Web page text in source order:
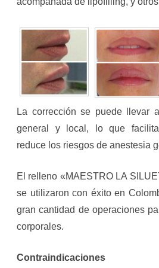
La corrección se puede llevar
general y local, lo que
reduce los riesgos de anestesia
El relleno «MAESTRO LA
se utilizaron con éxito en
gran cantidad de operaciones
corporales.
Contraindicaciones